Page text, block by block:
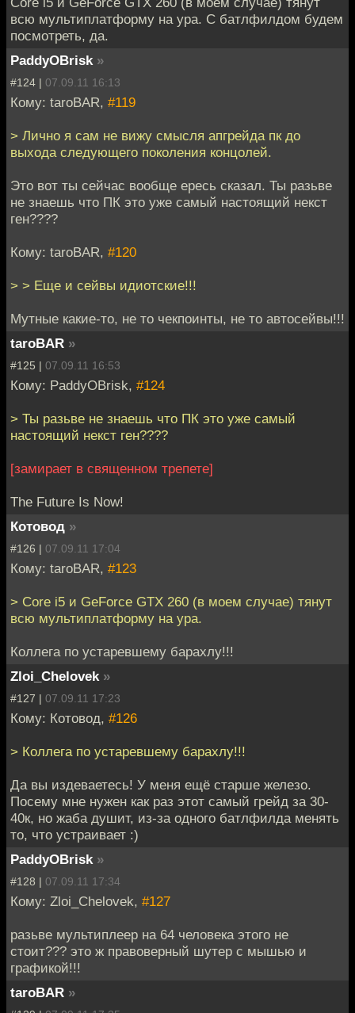
всю мультиплатформу на ура. С батлфилдом будем
посмотреть, да.
PaddyOBrisk »
#124 | 07.09.11 16:13
Кому: taroBAR, #119
> Лично я сам не вижу смысля апгрейда пк до
выхода следующего поколения концолей.
Это вот ты сейчас вообще ересь сказал. Ты разьве
не знаешь что ПК это уже самый настоящий некст
ген????
Кому: taroBAR, #120
> > Еще и сейвы идиотские!!!
Мутные какие-то, не то чекпоинты, не то автосейвы!!!
taroBAR »
#125 | 07.09.11 16:53
Кому: PaddyOBrisk, #124
> Ты разьве не знаешь что ПК это уже самый
настоящий некст ген????
[замирает в священном трепете]
The Future Is Now!
Котовод »
#126 | 07.09.11 17:04
Кому: taroBAR, #123
> Core i5 и GeForce GTX 260 (в моем случае) тянут
всю мультиплатформу на ура.
Коллега по устаревшему барахлу!!!
Zloi_Chelovek »
#127 | 07.09.11 17:23
Кому: Котовод, #126
> Коллега по устаревшему барахлу!!!
Да вы издеваетесь! У меня ещё старше железо.
Посему мне нужен как раз этот самый грейд за 30-
40к, но жаба душит, из-за одного батлфилда менять
то, что устраивает :)
PaddyOBrisk »
#128 | 07.09.11 17:34
Кому: Zloi_Chelovek, #127
разьве мультиплеер на 64 человека этого не
стоит??? это ж правоверный шутер с мышью и
графикой!!!
taroBAR »